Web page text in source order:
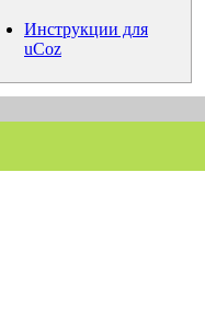
Инструкции для
uCoz